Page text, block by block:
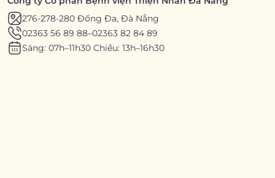
276-278-280 Đống Đa, Đà Nẵng
02363 56 89 88–02363 82 84 89
Sáng: 07h–11h30 Chiều: 13h–16h30